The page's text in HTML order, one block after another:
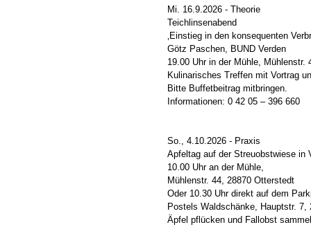
Mi. 16.9.2026 - Theorie
Teichlinsenabend
‚Einstieg in den konsequenten
Götz Paschen, BUND Verden
19.00 Uhr in der Mühle, Mühlenstr.
Kulinarisches Treffen mit Vortrag
Bitte Buffetbeitrag mitbringen.
Informationen: 0 42 05 – 396 660
So., 4.10.2026 - Praxis
Apfeltag auf der Streuobstwiese in
10.00 Uhr an der Mühle,
Mühlenstr. 44, 28870 Otterstedt
Oder 10.30 Uhr direkt auf dem
Postels Waldschänke, Hauptstr. 7,
Äpfel pflücken und Fallobst